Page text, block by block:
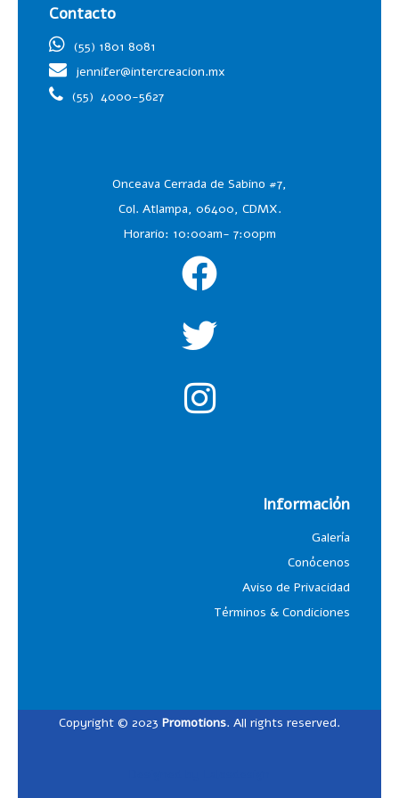
Contacto
(55) 1801 8081
jennifer@intercreacion.mx
(55) 4000-5627
Onceava Cerrada de Sabino #7,
Col. Atlampa, 06400, CDMX.
Horario: 10:00am- 7:00pm
Información
Galería
Conócenos
Aviso de Privacidad
Términos & Condiciones
Copyright © 2023 Promotions. All rights reserved.